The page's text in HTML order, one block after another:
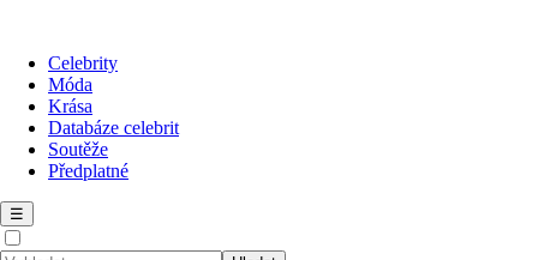
Celebrity
Móda
Krása
Databáze celebrit
Soutěže
Předplatné
☰